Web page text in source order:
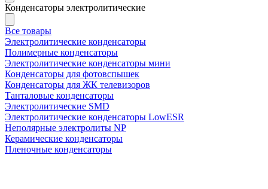
Конденсаторы электролитические
Все товары
Электролитические конденсаторы
Полимерные конденсаторы
Электролитические конденсаторы мини
Конденсаторы для фотовспышек
Конденсаторы для ЖК телевизоров
Танталовые конденсаторы
Электролитические SMD
Электролитические конденсаторы LowESR
Неполярные электролиты NP
Керамические конденсаторы
Пленочные конденсаторы